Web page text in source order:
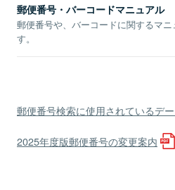
郵便番号・バーコードマニュアル
郵便番号や、バーコードに関するマ
す。
郵便番号検索に使用されているデ
2025年度版郵便番号の変更案内